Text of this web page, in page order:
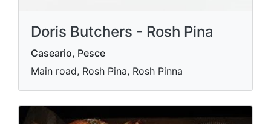
Doris Butchers - Rosh Pina
Caseario, Pesce
Main road, Rosh Pina, Rosh Pinna